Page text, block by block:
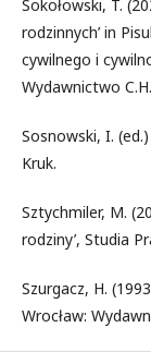
Sokołowski, T.
rodzinnych’ in
cywilnego i
Wydawnictwo
Sosnowski, I.
Kruk.
Sztychmiler, M.
rodziny’, Studia
Szurgacz, H.
Wrocław: